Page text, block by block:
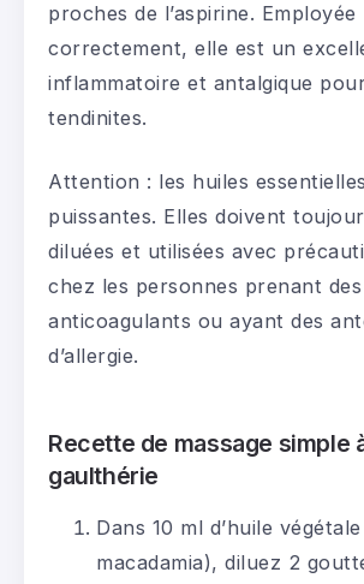
proches de l’aspirine. Employée
correctement, elle est un
inflammatoire et antalgique
tendinites.
Attention : les huiles
puissantes. Elles doivent
diluées et utilisées avec
chez les personnes prenant des
anticoagulants ou ayant des
d’allergie.
Recette de massage simple
gaulthérie
Dans 10 ml d’huile
macadamia), diluez 2